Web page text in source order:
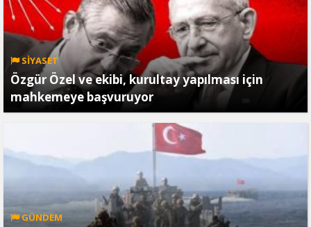
SİYASET
Özgür Özel ve ekibi, kurultay yapılması için
mahkemeye başvuruyor
GÜNDEM